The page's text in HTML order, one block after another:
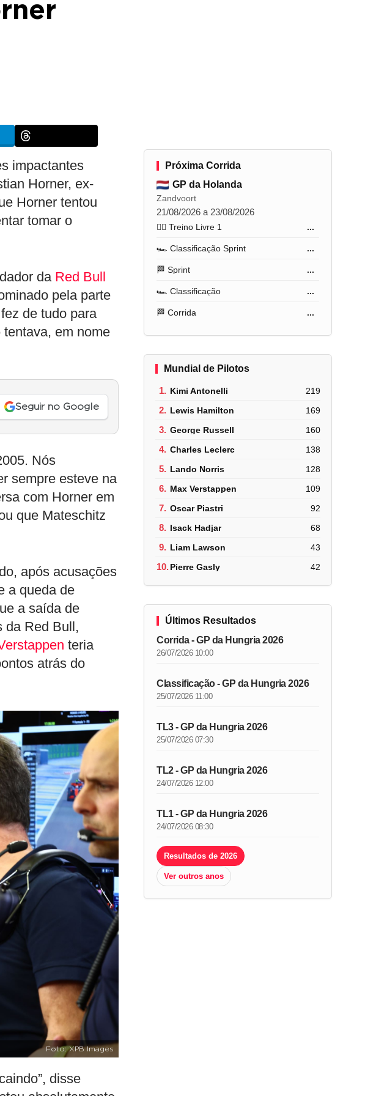
impactantes
Horner, ex-
Horner tentou
tomar o
da Red Bull
pela parte
de tudo para
em nome
Seguir no Google
Nós
sempre esteve na
com Horner em
que Mateschitz
após acusações
a queda de
a saída de
da Red Bull,
teria
atrás do
Foto: XPB Images
disse
Próxima Corrida
GP da Holanda
Zandvoort
21/08/2026 a 23/08/2026
🏋️‍♂️ Treino Livre 1 ...
🏎️ Classificação Sprint ...
🏁 Sprint ...
🏎️ Classificação ...
🏁 Corrida ...
Mundial de Pilotos
1. Kimi Antonelli 219
2. Lewis Hamilton 169
3. George Russell 160
4. Charles Leclerc 138
5. Lando Norris 128
6. Max Verstappen 109
7. Oscar Piastri 92
8. Isack Hadjar 68
9. Liam Lawson 43
10.Pierre Gasly 42
Últimos Resultados
Corrida - GP da Hungria 2026
26/07/2026 10:00
Classificação - GP da Hungria 2026
25/07/2026 11:00
TL3 - GP da Hungria 2026
25/07/2026 07:30
TL2 - GP da Hungria 2026
24/07/2026 12:00
TL1 - GP da Hungria 2026
24/07/2026 08:30
Resultados de 2026
Ver outros anos